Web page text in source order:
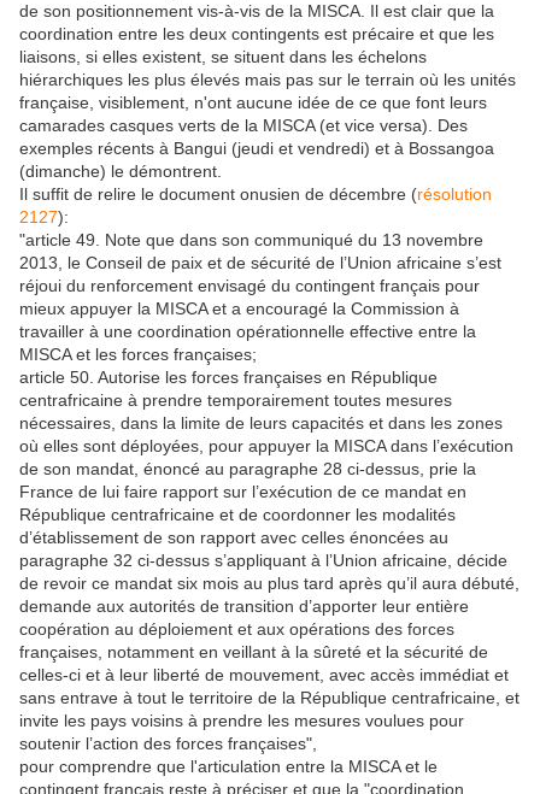
de son positionnement vis-à-vis de la MISCA. Il est clair que la
coordination entre les deux contingents est précaire et que les
liaisons, si elles existent, se situent dans les échelons
hiérarchiques les plus élevés mais pas sur le terrain où les unités
française, visiblement, n'ont aucune idée de ce que font leurs
camarades casques verts de la MISCA (et vice versa). Des
exemples récents à Bangui (jeudi et vendredi) et à Bossangoa
(dimanche) le démontrent.
Il suffit de relire le document onusien de décembre (résolution
2127):
"article 49. Note que dans son communiqué du 13 novembre
2013, le Conseil de paix et de sécurité de l’Union africaine s’est
réjoui du renforcement envisagé du contingent français pour
mieux appuyer la MISCA et a encouragé la Commission à
travailler à une coordination opérationnelle effective entre la
MISCA et les forces françaises;
article 50. Autorise les forces françaises en République
centrafricaine à prendre temporairement toutes mesures
nécessaires, dans la limite de leurs capacités et dans les zones
où elles sont déployées, pour appuyer la MISCA dans l’exécution
de son mandat, énoncé au paragraphe 28 ci-dessus, prie la
France de lui faire rapport sur l’exécution de ce mandat en
République centrafricaine et de coordonner les modalités
d’établissement de son rapport avec celles énoncées au
paragraphe 32 ci-dessus s’appliquant à l’Union africaine, décide
de revoir ce mandat six mois au plus tard après qu’il aura débuté,
demande aux autorités de transition d’apporter leur entière
coopération au déploiement et aux opérations des forces
françaises, notamment en veillant à la sûreté et la sécurité de
celles-ci et à leur liberté de mouvement, avec accès immédiat et
sans entrave à tout le territoire de la République centrafricaine, et
invite les pays voisins à prendre les mesures voulues pour
soutenir l’action des forces françaises",
pour comprendre que l'articulation entre la MISCA et le
contingent français reste à préciser et que la "coordination